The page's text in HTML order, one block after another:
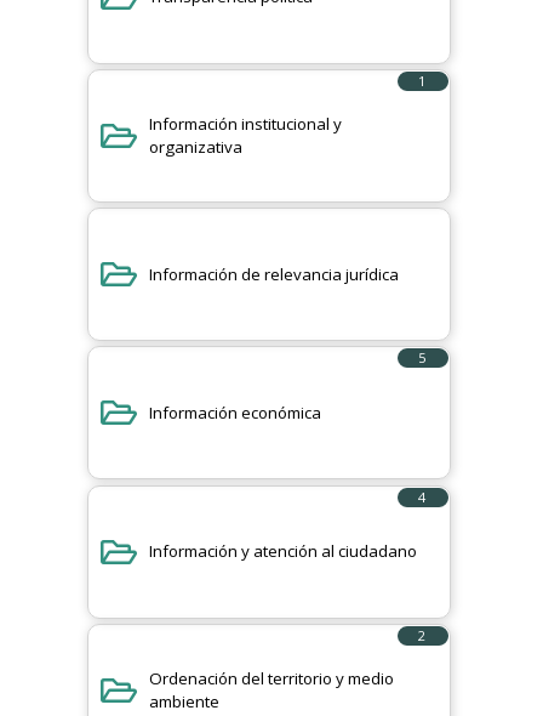
1
Información institucional y
organizativa
Información de relevancia jurídica
5
Información económica
4
Información y atención al ciudadano
2
Ordenación del territorio y medio
ambiente